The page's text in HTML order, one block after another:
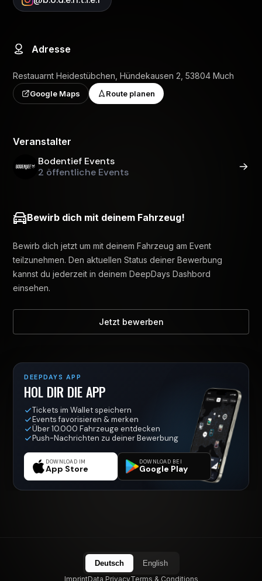
Adresse
Restauarnt Heidestübchen, Hündekausen 2, 53804 Much
Google Maps Route planen
Veranstalter
Bodentief Events
2 öffentliche Events
Bewirb dich mit deinem Fahrzeug!
Bewirb dich jetzt um mit deinem Fahrzeug am Event
teilzunehmen. Den aktuellen Status deiner Bewerbung
kannst du jederzeit in deinem DeepDays Dashbord
einsehen.
Jetzt bewerben
DEEPDAYS APP
HOL DIR DIE APP
Tickets im Wallet speichern
Events favorisieren & merken
Über 10.000 Fahrzeuge entdecken
Push-Nachrichten zu deiner Bewerbung
DOWNLOAD IM
App Store
DOWNLOAD BEI
Google Play
Deutsch
English
ImprintData PrivacyTerms & Conditions